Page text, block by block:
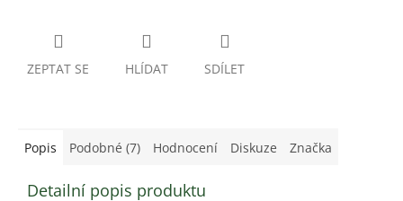
ZEPTAT SE HLÍDAT SDÍLET
Popis Podobné (7) Hodnocení Diskuze Značka
Detailní popis produktu